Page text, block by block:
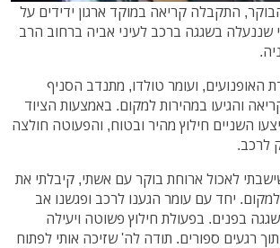
התקבלה קריאה במוקד ארגון ידידים על
בשגגה ברכב לעיני אביה ברחוב הרב
האופנועים, ועומר טולדו, מתנדב הסניף
והגיעו במהירות למקום. באמצעות הציוד
השניים חילוץ מהיר ובטוח, והפעוטה חולצה
לרכב.
לאכול ארוחת בוקר עם אשתי, קיבלתי את
יחד עם עומר הגענו לרכב ופגשנו אב
בפנים. בפעולת חילוץ פשוטה ויעילה
רגעים ספורים. תודה לה' שזיכה אותי לפתוח